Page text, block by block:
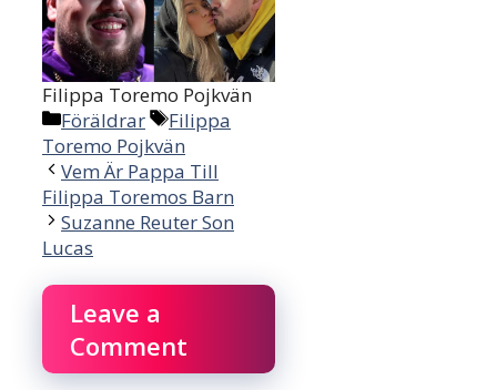
Filippa Toremo Pojkvän
Categories
Föräldrar Tags
Filippa
Toremo Pojkvän
Vem Är Pappa Till
Filippa Toremos Barn
Suzanne Reuter Son
Lucas
Leave a
Comment